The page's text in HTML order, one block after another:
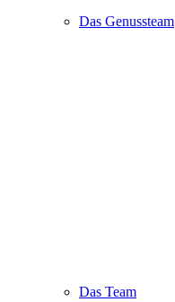
Das Genussteam
Das Team